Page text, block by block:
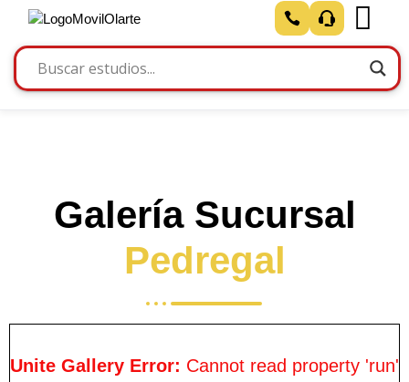
Galería Sucursal
Pedregal
Unite Gallery Error: Cannot read property 'run'